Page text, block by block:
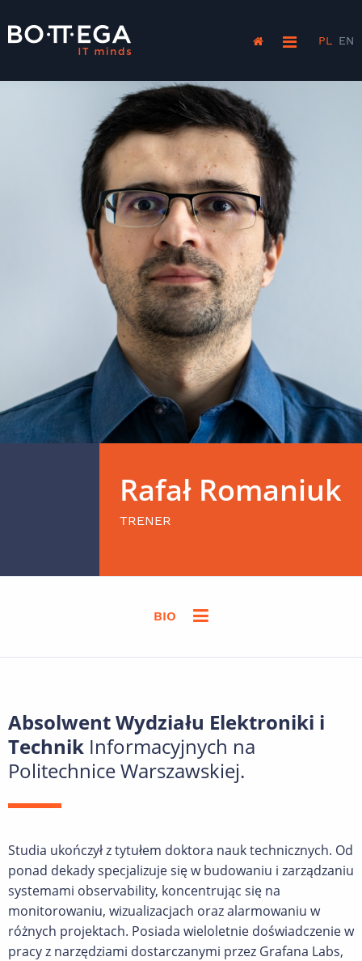
PL EN
Rafał Romaniuk
TRENER
BIO
Absolwent Wydziału Elektroniki i
Technik Informacyjnych na
Politechnice Warszawskiej.
Studia ukończył z tytułem doktora nauk technicznych. Od
ponad dekady specjalizuje się w budowaniu i zarządzaniu
systemami observability, koncentrując się na
monitorowaniu, wizualizacjach oraz alarmowaniu w
różnych projektach. Posiada wieloletnie doświadczenie w
pracy z narzędziami dostarczanymi przez Grafana Labs,